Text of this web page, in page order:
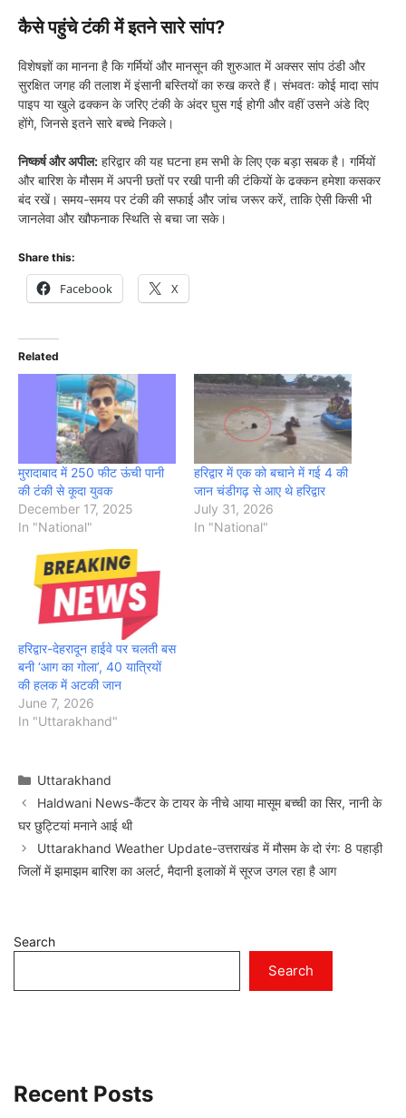
कैसे पहुंचे टंकी में इतने सारे सांप?
विशेषज्ञों का मानना है कि गर्मियों और मानसून की शुरुआत में अक्सर सांप ठंडी और
सुरक्षित जगह की तलाश में इंसानी बस्तियों का रुख करते हैं। संभवतः कोई मादा सांप
पाइप या खुले ढक्कन के जरिए टंकी के अंदर घुस गई होगी और वहीं उसने अंडे दिए
होंगे, जिनसे इतने सारे बच्चे निकले।
निष्कर्ष और अपील: हरिद्वार की यह घटना हम सभी के लिए एक बड़ा सबक है। गर्मियों
और बारिश के मौसम में अपनी छतों पर रखी पानी की टंकियों के ढक्कन हमेशा कसकर
बंद रखें। समय-समय पर टंकी की सफाई और जांच जरूर करें, ताकि ऐसी किसी भी
जानलेवा और खौफनाक स्थिति से बचा जा सके।
Share this:
Facebook X
Related
मुरादाबाद में 250 फीट ऊंची पानी
की टंकी से कूदा युवक
December 17, 2025
In "National"
हरिद्वार में एक को बचाने में गई 4 की
जान चंडीगढ़ से आए थे हरिद्वार
July 31, 2026
In "National"
हरिद्वार-देहरादून हाईवे पर चलती बस
बनी ‘आग का गोला’, 40 यात्रियों
की हलक में अटकी जान
June 7, 2026
In "Uttarakhand"
Categories
Uttarakhand
Haldwani News-कैंटर के टायर के नीचे आया मासूम बच्ची का सिर, नानी के
घर छुट्टियां मनाने आई थी
Uttarakhand Weather Update-उत्तराखंड में मौसम के दो रंग: 8 पहाड़ी
जिलों में झमाझम बारिश का अलर्ट, मैदानी इलाकों में सूरज उगल रहा है आग
Search
Search
Recent Posts